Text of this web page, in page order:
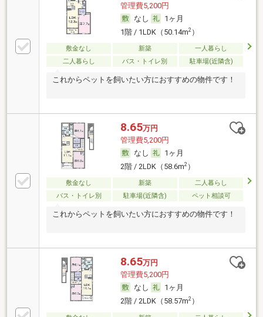
管理費5,200円
なし
1ヶ月
1階 / 1LDK（50.14m2）
敷金なし 新築
一人暮らし
二人暮らし
バス・トイレ別 駐車場(近隣含)
これからペットを飼いたい方におすすめの物件です！
8.65万円
管理費5,200円
なし
1ヶ月
2階 / 2LDK（58.6m2）
敷金なし 新築
二人暮らし
バス・トイレ別
駐車場(近隣含) ペット相談可
これからペットを飼いたい方におすすめの物件です！
8.65万円
管理費5,200円
なし
1ヶ月
2階 / 2LDK（58.57m2）